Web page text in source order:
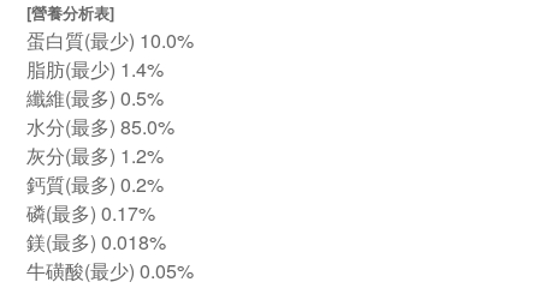
[營養分析表]
蛋白質(最少) 10.0%
脂肪(最少) 1.4%
纖維(最多) 0.5%
水分(最多) 85.0%
灰分(最多) 1.2%
鈣質(最多) 0.2%
磷(最多) 0.17%
鎂(最多) 0.018%
牛磺酸(最少) 0.05%